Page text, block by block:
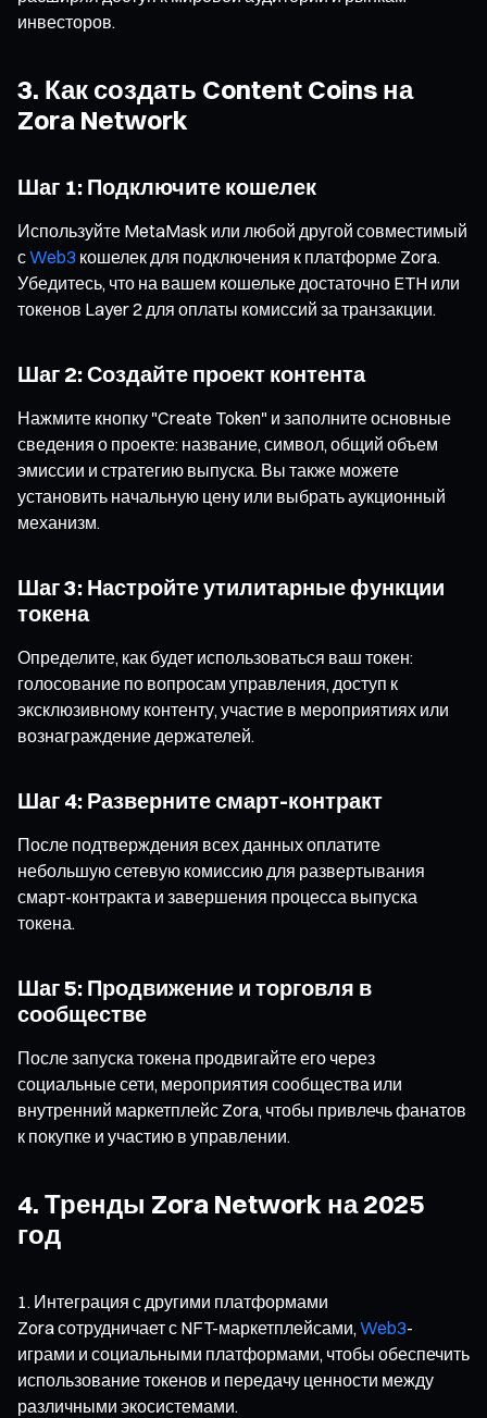
инвесторов.
3. Как создать Content Coins на
Zora Network
Шаг 1: Подключите кошелек
Используйте MetaMask или любой другой совместимый
сWeb3 кошелек для подключения к платформе Zora.
Убедитесь, что на вашем кошельке достаточно ETH или
токенов Layer 2 для оплаты комиссий за транзакции.
Шаг 2: Создайте проект контента
Нажмите кнопку "Create Token" и заполните основные
сведения о проекте: название, символ, общий объем
эмиссии и стратегию выпуска. Вы также можете
установить начальную цену или выбрать аукционный
механизм.
Шаг 3: Настройте утилитарные функции
токена
Определите, как будет использоваться ваш токен:
голосование по вопросам управления, доступ к
эксклюзивному контенту, участие в мероприятиях или
вознаграждение держателей.
Шаг 4: Разверните смарт-контракт
После подтверждения всех данных оплатите
небольшую сетевую комиссию для развертывания
смарт-контракта и завершения процесса выпуска
токена.
Шаг 5: Продвижение и торговля в
сообществе
После запуска токена продвигайте его через
социальные сети, мероприятия сообщества или
внутренний маркетплейс Zora, чтобы привлечь фанатов
к покупке и участию в управлении.
4. Тренды Zora Network на 2025
год
Интеграция с другими платформами
Zora сотрудничает с NFT-маркетплейсами, Web3-
играми и социальными платформами, чтобы обеспечить
использование токенов и передачу ценности между
различными экосистемами.